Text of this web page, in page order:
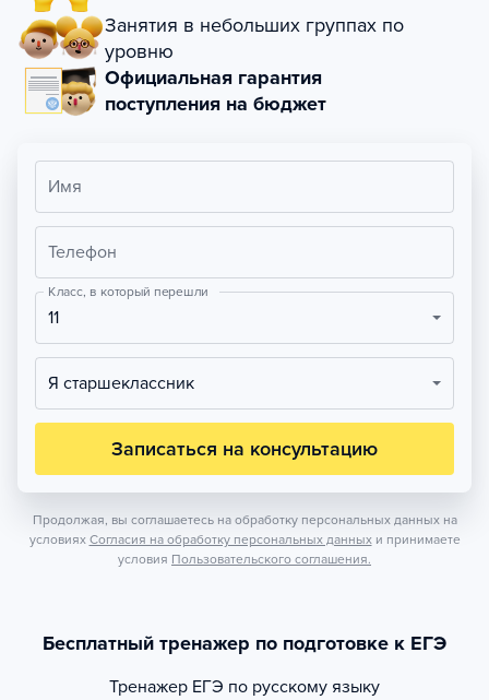
Занятия в небольших группах по
уровню
Официальная гарантия
поступления на бюджет
Имя
Телефон
Класс, в который перешли
11
Я старшеклассник
Записаться на консультацию
Продолжая, вы соглашаетесь на обработку персональных данных на
условиях Согласия на обработку персональных данных и принимаете
условия Пользовательского соглашения.
Бесплатный тренажер по подготовке к ЕГЭ
Тренажер ЕГЭ по русскому языку